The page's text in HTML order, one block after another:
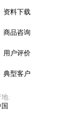
资料下载
商品咨询
用户评价
典型客户
地: